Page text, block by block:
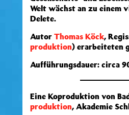
Welt wächst an zu einem
Delete.
Autor Thomas Köck,
produktion) erarbeiteten
Aufführungsdauer: circa
Eine Koproduktion von
produktion, Akademie